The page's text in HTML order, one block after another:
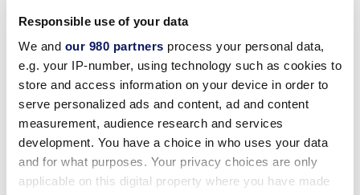
Responsible use of your data
We and our 980 partners process your personal data,
e.g. your IP-number, using technology such as cookies to
store and access information on your device in order to
serve personalized ads and content, ad and content
measurement, audience research and services
development. You have a choice in who uses your data
and for what purposes. Your privacy choices are only
applicable on this digital property where you have made
auMandara Spa veuillez appeler le 407-934-4772.
4. Est-il permis de fumer dans le centre de
villégiature ?
Non. Le Walt Disney World Swan and Dolphin
un centre de villégiature non-fumeur, où il n'est permis
de fumer que dans les zones extérieures désignées.